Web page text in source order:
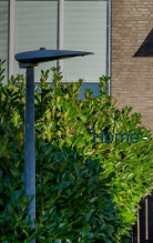
Home-